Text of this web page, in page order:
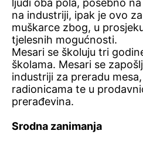
ljudi oba pola, posebno
na industriji, ipak je ovo
muškarce zbog, u
tjelesnih mogućnosti.
Mesari se školuju tri
školama. Mesari se
industriji za preradu
radionicama te u
prerađevina.
Srodna zanimanja